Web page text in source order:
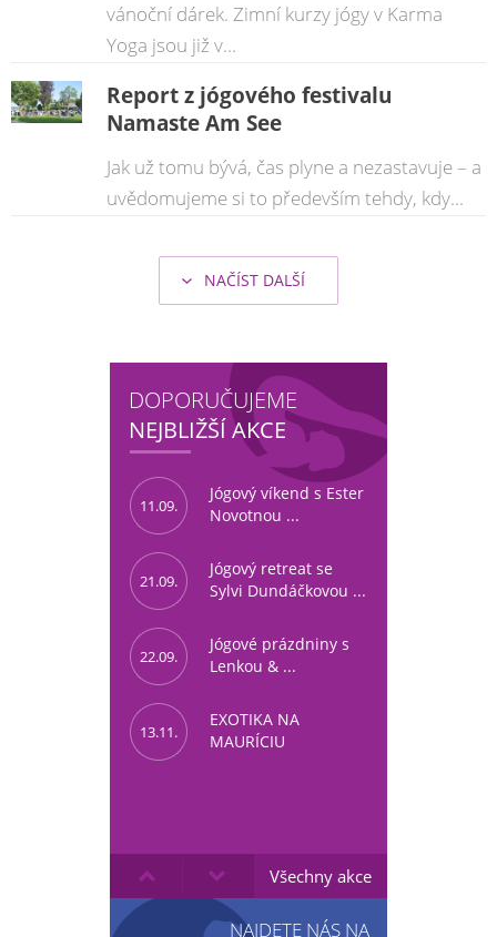
vánoční dárek. Zimní kurzy jógy v Karma
Yoga jsou již v...
Report z jógového festivalu
Namaste Am See
Jak už tomu bývá, čas plyne a nezastavuje – a
uvědomujeme si to především tehdy, kdy...
NAČÍST DALŠÍ
DOPORUČUJEME
NEJBLIŽŠÍ AKCE
11.09.
Jógový víkend s Ester
Novotnou ...
21.09.
Jógový retreat se
Sylvi Dundáčkovou ...
22.09.
Jógové prázdniny s
Lenkou & ...
13.11.
EXOTIKA NA
MAURÍCIU
Všechny akce
NAJDETE NÁS NA